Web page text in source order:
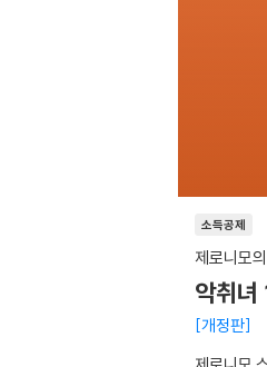
소득공제
제로니모
악취녀
개정판